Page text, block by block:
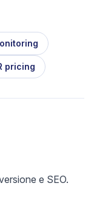
pricing
e SEO.